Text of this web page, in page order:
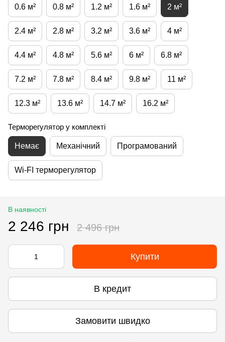
0.6 м² 0.8 м² 1.2 м² 1.6 м² 2 м²
2.4 м² 2.8 м² 3.2 м² 3.6 м² 4 м²
4.4 м² 4.8 м² 5.6 м² 6 м² 6.8 м²
7.2 м² 7.8 м² 8.4 м² 9.8 м² 11 м²
12.3 м² 13.6 м² 14.7 м² 16.2 м²
Терморегулятор у комплекті
Немає Механічний Програмований
Wi-FI терморегулятор
В наявності
2 246 грн 2 496 грн
Купити
В кредит
Замовити швидко